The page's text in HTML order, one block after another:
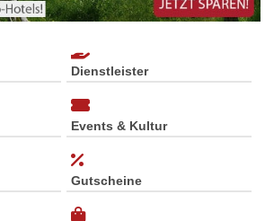
Dienstleister
Events & Kultur
Gutscheine